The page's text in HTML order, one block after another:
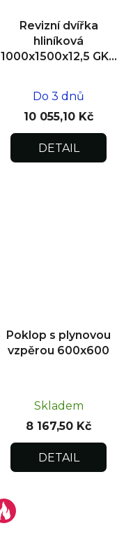
Revizní dvířka
hliníková
1000x1500x12,5 GKB
Do 3 dnů
10 055,10 Kč
DETAIL
Poklop s plynovou
vzpěrou 600x600
Skladem
8 167,50 Kč
DETAIL